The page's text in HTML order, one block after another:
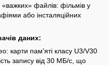
файлів: фільмів у
або інсталяційних
даних:
карти пам'яті класу U3/V30
запису від 30 МБ/с, що